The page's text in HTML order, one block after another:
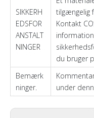
SIKKERH
EDSFOR
ANSTALT
NINGER
tilgængelig
Kontakt
du bruger
Bemærk
ninger.
under